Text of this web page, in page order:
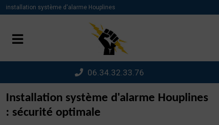
installation système d'alarme Houplines
06.34.32.33.76
Installation système d'alarme Houplines
: sécurité optimale
Panneau de gestion des cookies